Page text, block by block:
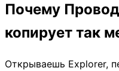
Почему
копирует так
Открываешь Explorer,